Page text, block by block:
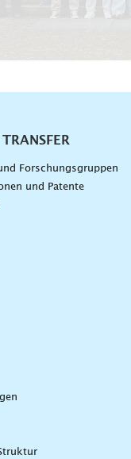
Forschungsgruppen
und Patente